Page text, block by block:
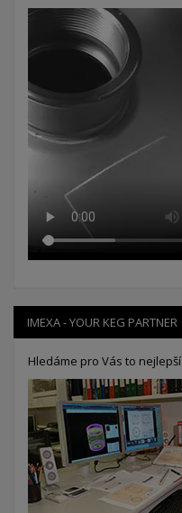
IMEXA - YOUR KEG PARTNER
Hledáme pro Vás to